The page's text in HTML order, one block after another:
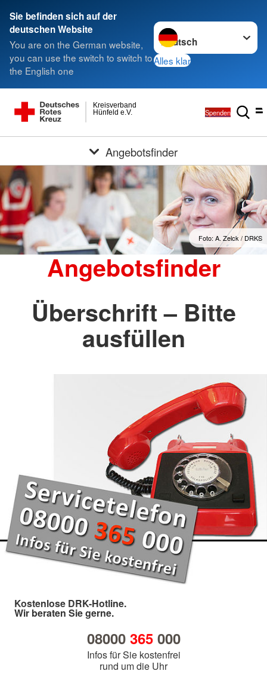
Sie befinden sich auf der
deutschen Website
You are on the German website,
you can use the switch to switch to
the English one
Sprache wechseln zu
Alles klar
Hünfeld e.V.
Kreisverband
Spenden
Angebotsfinder
Foto: A. Zelck / DRKS
Angebotsfinder
Überschrift – Bitte
ausfüllen
Kostenlose DRK-Hotline.
Wir beraten Sie gerne.
08000 365000
Infos für Sie kostenfrei
rund um die Uhr